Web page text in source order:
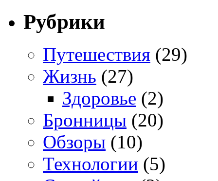
Рубрики
Путешествия (29)
Жизнь (27)
Здоровье (2)
Бронницы (20)
Обзоры (10)
Технологии (5)